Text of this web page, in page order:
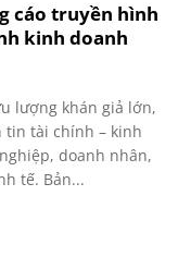
cáo truyền hình
kinh doanh
lượng khán giả lớn,
tin tài chính – kinh
doanh nhân,
tế. Bản...